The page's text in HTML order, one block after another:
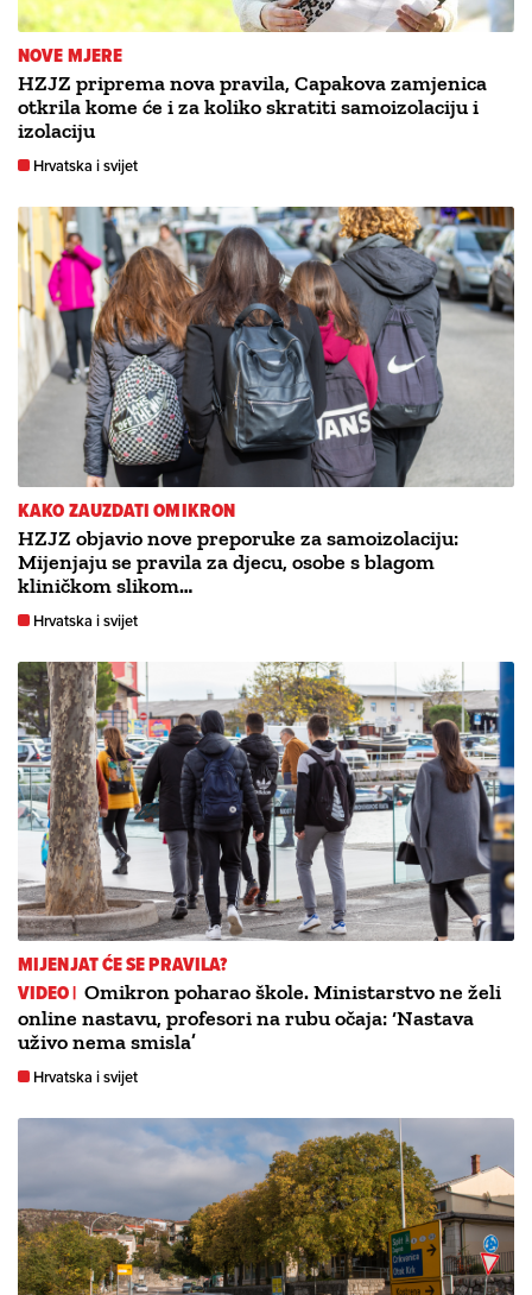
NOVE MJERE
HZJZ priprema nova pravila, Capakova zamjenica
otkrila kome će i za koliko skratiti samoizolaciju i
izolaciju
Hrvatska i svijet
KAKO ZAUZDATI OMIKRON
HZJZ objavio nove preporuke za samoizolaciju:
Mijenjaju se pravila za djecu, osobe s blagom
kliničkom slikom…
Hrvatska i svijet
MIJENJAT ĆE SE PRAVILA?
VIDEO | Omikron poharao škole. Ministarstvo ne želi
online nastavu, profesori na rubu očaja: ‘Nastava
uživo nema smisla’
Hrvatska i svijet